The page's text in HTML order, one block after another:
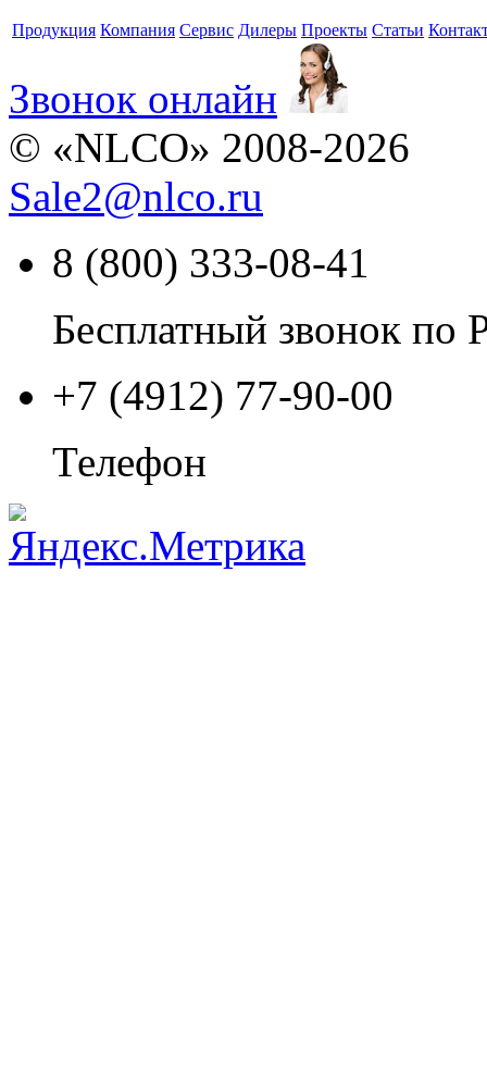
Продукция Компания Сервис Дилеры Проекты Статьи
Звонок онлайн
© «NLCO» 2008-2026
Sale2@nlco.ru
8 (800) 333-08-41
Бесплатный звонок по
+7 (4912) 77-90-00
Телефон